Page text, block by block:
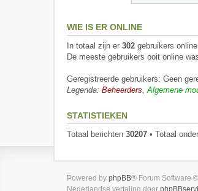
WIE IS ER ONLINE
In totaal zijn er 302 gebruikers
De meeste gebruikers ooit online
Geregistreerde gebruikers: Geen
Legenda: Beheerders,Algemene
STATISTIEKEN
Totaal berichten 30207 • Totaal
Powered by phpBB® Forum Software
Nederlandse vertaling door